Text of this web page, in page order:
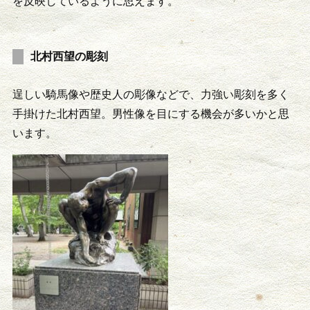
北村西望の彫刻
逞しい騎馬像や歴史人の彫像などで、力強い彫刻を多く
手掛けた北村西望。男性像を目にする機会が多いかと思
います。